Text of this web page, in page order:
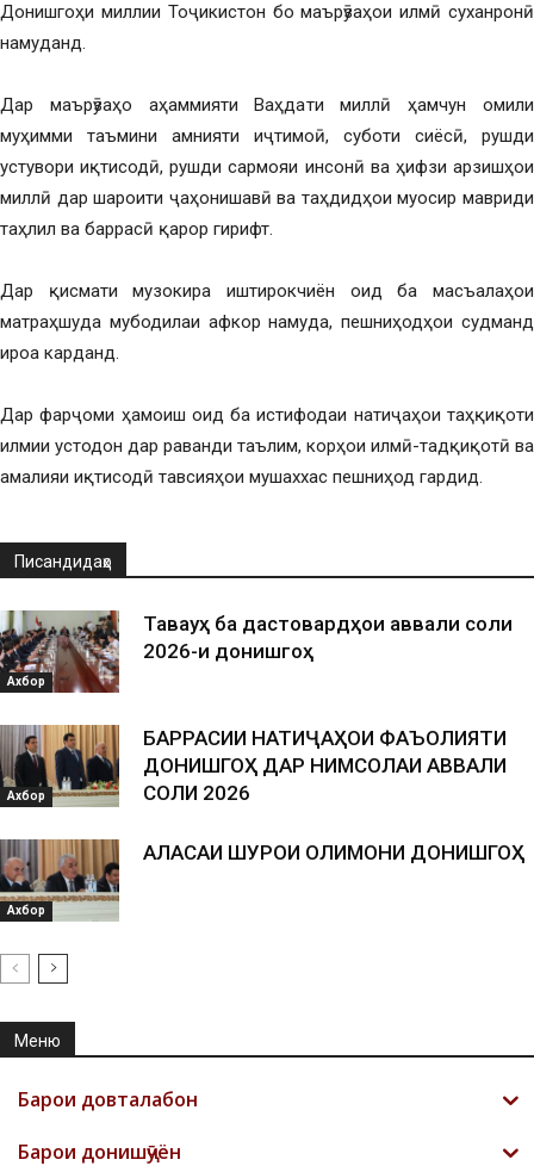
Донишгоҳи миллии Тоҷикистон бо маърӯзаҳои илмӣ суханронӣ
намуданд.
Дар маърӯзаҳо аҳаммияти Ваҳдати миллӣ ҳамчун омили
муҳимми таъмини амнияти иҷтимоӣ, суботи сиёсӣ, рушди
устувори иқтисодӣ, рушди сармояи инсонӣ ва ҳифзи арзишҳои
миллӣ дар шароити ҷаҳонишавӣ ва таҳдидҳои муосир мавриди
таҳлил ва баррасӣ қарор гирифт.
Дар қисмати музокира иштирокчиён оид ба масъалаҳои
матраҳшуда мубодилаи афкор намуда, пешниҳодҳои судманд
ироа карданд.
Дар фарҷоми ҳамоиш оид ба истифодаи натиҷаҳои таҳқиқоти
илмии устодон дар раванди таълим, корҳои илмӣ-тадқиқотӣ ва
амалияи иқтисодӣ тавсияҳои мушаххас пешниҳод гардид.
Писандидаҳо
Ахбор
Таваҷҷуҳ ба дастовардҳои аввали соли
2026-и донишгоҳ
Ахбор
БАРРАСИИ НАТИҶАҲОИ ФАЪОЛИЯТИ
ДОНИШГОҲ ДАР НИМСОЛАИ АВВАЛИ
СОЛИ 2026
Ахбор
АЛАСАИ ШУРОИ ОЛИМОНИ ДОНИШГОҲ
Меню
Барои довталабон
Барои донишҷӯён